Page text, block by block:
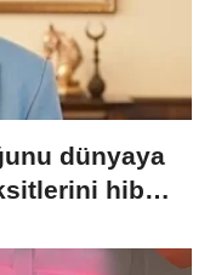
dünyaya
hibe